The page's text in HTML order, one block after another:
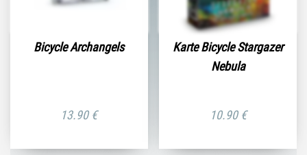
Bicycle Archangels
13.90 €
Karte Bicycle Stargazer
Nebula
10.90 €